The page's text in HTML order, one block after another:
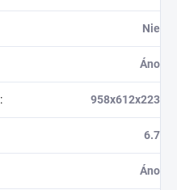
Nie
Áno
: 958x612x223
6.7
Áno